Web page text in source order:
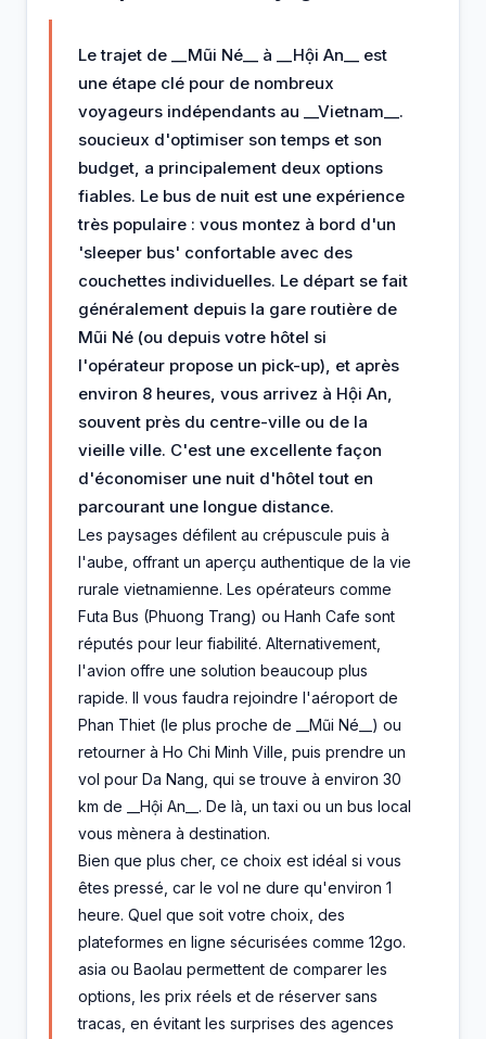
Le trajet de __Mũi Né__ à __Hội An__ est
une étape clé pour de nombreux
voyageurs indépendants au __Vietnam__.
soucieux d'optimiser son temps et son
budget, a principalement deux options
fiables. Le bus de nuit est une expérience
très populaire : vous montez à bord d'un
'sleeper bus' confortable avec des
couchettes individuelles. Le départ se fait
généralement depuis la gare routière de
Mũi Né (ou depuis votre hôtel si
l'opérateur propose un pick-up), et après
environ 8 heures, vous arrivez à Hội An,
souvent près du centre-ville ou de la
vieille ville. C'est une excellente façon
d'économiser une nuit d'hôtel tout en
parcourant une longue distance.
Les paysages défilent au crépuscule puis à
l'aube, offrant un aperçu authentique de la vie
rurale vietnamienne. Les opérateurs comme
Futa Bus (Phuong Trang) ou Hanh Cafe sont
réputés pour leur fiabilité. Alternativement,
l'avion offre une solution beaucoup plus
rapide. Il vous faudra rejoindre l'aéroport de
Phan Thiet (le plus proche de __Mũi Né__) ou
retourner à Ho Chi Minh Ville, puis prendre un
vol pour Da Nang, qui se trouve à environ 30
km de __Hội An__. De là, un taxi ou un bus local
vous mènera à destination.
Bien que plus cher, ce choix est idéal si vous
êtes pressé, car le vol ne dure qu'environ 1
heure. Quel que soit votre choix, des
plateformes en ligne sécurisées comme 12go.
asia ou Baolau permettent de comparer les
options, les prix réels et de réserver sans
tracas, en évitant les surprises des agences